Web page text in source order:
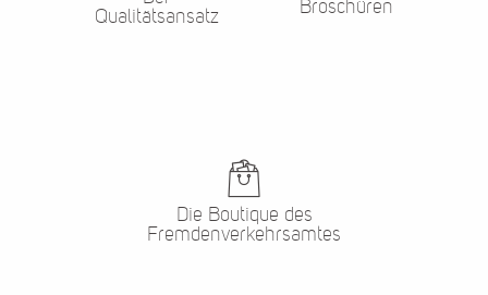
Qualitätsansatz
Broschüren
Die Boutique des
Fremdenverkehrsamtes